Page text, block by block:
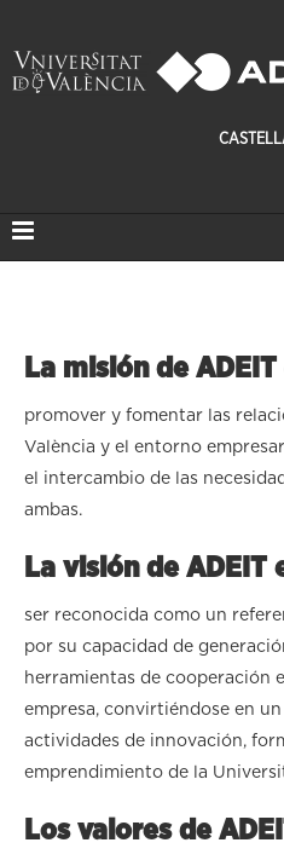
La misiónde ADEIT
promover y fomentar las
València y el entorno
el intercambio de las
ambas.
La visiónde ADEIT
ser reconocida como un
por su capacidad de
herramientas de cooperación
empresa, convirtiéndose en
actividades de innovación,
emprendimiento de la
Los valoresde